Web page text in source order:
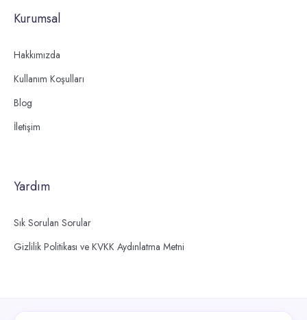
Kurumsal
Hakkımızda
Kullanım Koşulları
Blog
İletişim
Yardım
Sık Sorulan Sorular
Gizlilik Politikası ve KVKK Aydınlatma Metni